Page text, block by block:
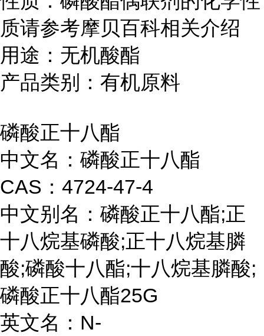
质请参考摩贝百科相关介绍
用途：无机酸酯
产品类别：有机原料
磷酸正十八酯
中文名：磷酸正十八酯
CAS：4724-47-4
中文别名：磷酸正十八酯;正
十八烷基磷酸;正十八烷基膦
酸;磷酸十八酯;十八烷基膦酸;
磷酸正十八酯25G
英文名：N-